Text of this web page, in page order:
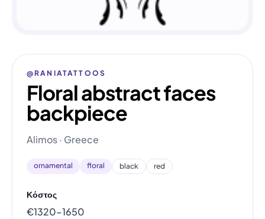
@RANIATATTOOS
Floral abstract faces
backpiece
Alimos · Greece
ornamental floral black red
Κόστος
€1320–1650